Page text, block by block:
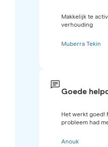
Makkelijk te
verhouding
Muberra Tekin
Goede
Het werkt goed!
probleem had
Anouk